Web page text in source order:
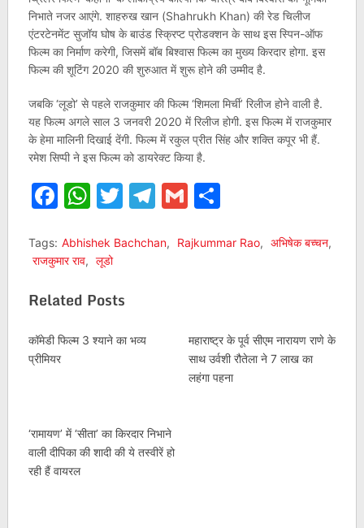
निभाते नजर आएंगे. शाहरुख खान (Shahrukh Khan) की रेड चिलीज
एंटरटेनमेंट सुजॉय घोष के बाउंड स्क्रिप्ट प्रोडक्शन के साथ इस स्पिन-ऑफ
फिल्म का निर्माण करेगी, जिसमें बॉब बिश्वास फिल्म का मुख्य किरदार होगा. इस
फिल्म की शूटिंग 2020 की शुरुआत में शुरू होने की उम्मीद है.
जबकि ‘लूडो’ से पहले राजकुमार की फिल्म ‘शिमला मिर्ची’ रिलीज होने वाली है.
यह फिल्म अगले साल 3 जनवरी 2020 में रिलीज होगी. इस फिल्म में राजकुमार
के हेमा मालिनी दिखाई देंगी. फिल्म में रकुल प्रीत सिंह और शक्ति कपूर भी हैं.
रमेश सिप्पी ने इस फिल्म को डायरेक्ट किया है.
Facebook
WhatsApp
Twitter
Telegram
GmailShare
Tags: Abhishek Bachchan, Rajkummar Rao, अभिषेक बच्चन,
राजकुमार राव, लूडो
Related Posts
कॉमेडी फिल्म 3 श्याने का भव्य
प्रीमियर
महाराष्ट्र के पूर्व सीएम नारायण राणे के
साथ उर्वशी रौतेला ने 7 लाख का
लहंगा पहना
‘रामायण’ में ‘सीता’ का किरदार निभाने
वाली दीपिका की शादी की ये तस्वीरें हो
रही हैं वायरल